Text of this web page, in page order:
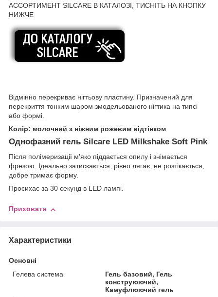
АССОРТИМЕНТ SILCARE В КАТАЛОЗІ, ТИСНІТЬ НА КНОПКУ
НИЖЧЕ
Відмінно перекриває нігтьову пластину. Призначений для
перекриття тонким шаром змодельованого нігтика на типсі
або формі.
Колір: молочний з ніжним рожевим відтінком
Однофазний гель Silcare LED Milkshake Soft Pink
Після полімеризації м'яко піддається опилу і знімається
фрезою. Ідеально затискається, рівно лягає, не розтікається,
добре тримає форму.
Просихає за 30 секунд в LED лампі.
Приховати
Характеристики
Основні
Гелева система
Гель базовий, Гель
конструюючий,
Камуфлюючий гель